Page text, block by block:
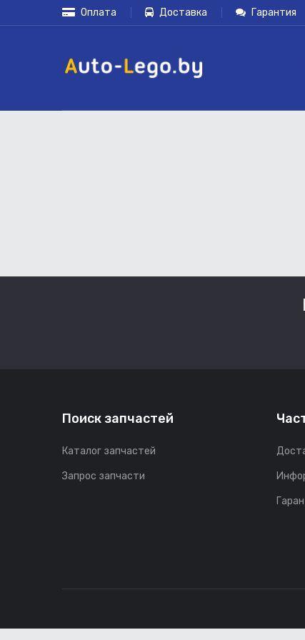
Оплата Доставка Гарантия
Поиск запчастей
Каталог запчастей
Запрос запчасти